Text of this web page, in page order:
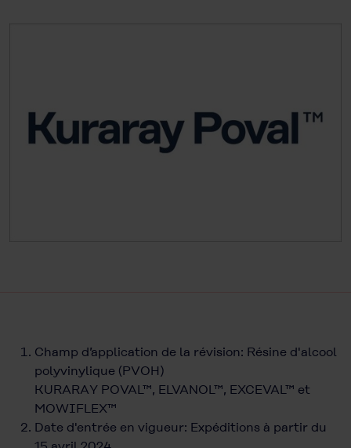
Champ d’application de la révision: Résine d'alcool
polyvinylique (PVOH)
KURARAY POVAL™, ELVANOL™, EXCEVAL™ et
MOWIFLEX™
Date d'entrée en vigueur: Expéditions à partir du